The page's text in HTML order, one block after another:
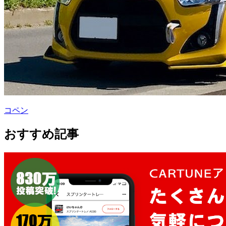
コペン
おすすめ記事